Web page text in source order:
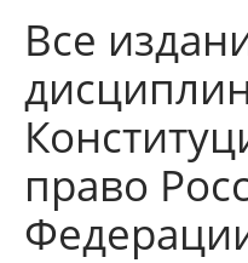
Все
право